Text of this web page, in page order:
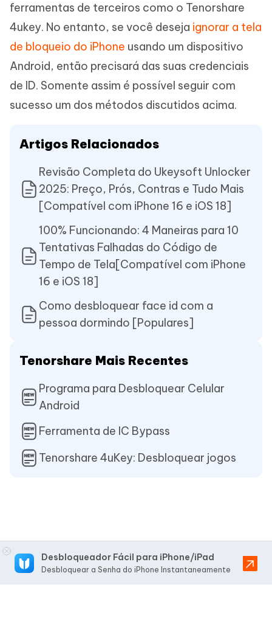
ferramentas de terceiros como o Tenorshare
4ukey. No entanto, se você deseja ignorar a tela
de bloqueio do iPhone usando um dispositivo
Android, então precisará das suas credenciais
de ID. Somente assim é possível seguir com
sucesso um dos métodos discutidos acima.
Artigos Relacionados
Revisão Completa do Ukeysoft Unlocker
2025: Preço, Prós, Contras e Tudo Mais
[Compatível com iPhone 16 e iOS 18]
100% Funcionando: 4 Maneiras para 10
Tentativas Falhadas do Código de
Tempo de Tela[Compatível com iPhone
16 e iOS 18]
Como desbloquear face id com a
pessoa dormindo [Populares]
Tenorshare Mais Recentes
Programa para Desbloquear Celular
Android
Ferramenta de IC Bypass
Tenorshare 4uKey: Desbloquear jogos
Desbloqueador Fácil para iPhone/iPad
Desbloquear a Senha do iPhone Instantaneamente